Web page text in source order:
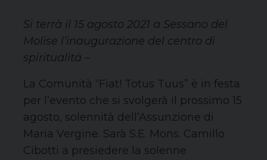
Si terrà il 15 agosto 2021 a Sessano del
Molise l’inaugurazione del centro di
spiritualità –
La Comunità “Fiat! Totus Tuus” è in festa
per l’evento che si svolgerà il prossimo 15
agosto, solennità dell’Assunzione di
Maria Vergine. Sarà S.E. Mons. Camillo
Cibotti a presiedere la solenne